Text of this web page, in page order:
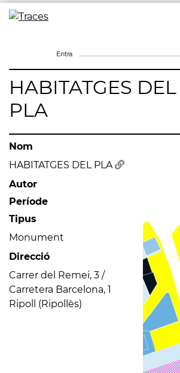
Skip
Entra
HABITATGES DEL
PLA
Nom
HABITATGES DEL PLA
Autor
Període
Tipus
Monument
Direcció
Carrer del Remei, 3 /
Carretera Barcelona, 1
Ripoll (Ripollès)